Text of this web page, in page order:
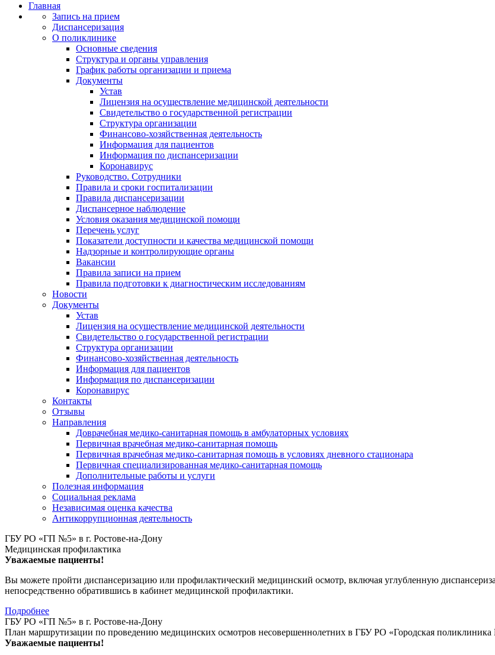
Главная
Запись на прием
Диспансеризация
О поликлинике
Основные сведения
Структура и органы управления
График работы организации и приема
Документы
Устав
Лицензия на осуществление медицинской деятельности
Свидетельство о государственной регистрации
Структура организации
Финансово-хозяйственная деятельность
Информация для пациентов
Информация по диспансеризации
Коронавирус
Руководство. Сотрудники
Правила и сроки госпитализации
Правила диспансеризации
Диспансерное наблюдение
Условия оказания медицинской помощи
Перечень услуг
Показатели доступности и качества медицинской помощи
Надзорные и контролирующие органы
Вакансии
Правила записи на прием
Правила подготовки к диагностическим исследованиям
Новости
Документы
Устав
Лицензия на осуществление медицинской деятельности
Свидетельство о государственной регистрации
Структура организации
Финансово-хозяйственная деятельность
Информация для пациентов
Информация по диспансеризации
Коронавирус
Контакты
Отзывы
Направления
Доврачебная медико-санитарная помощь в амбулаторных условиях
Первичная врачебная медико-санитарная помощь
Первичная врачебная медико-санитарная помощь в условиях дневного стационара
Первичная специализированная медико-санитарная помощь
Дополнительные работы и услуги
Полезная информация
Социальная реклама
Независимая оценка качества
Антикоррупционная деятельность
ГБУ РО «ГП №5» в г. Ростове-на-Дону
Медицинская профилактика
Уважаемые пациенты!
Вы можете пройти диспансеризацию или профилактический медицинский осмотр, включая углубленную
непосредственно обратившись в кабинет медицинской профилактики.
Подробнее
ГБУ РО «ГП №5» в г. Ростове-на-Дону
План маршрутизации по проведению медицинских осмотров несовершеннолетних в ГБУ РО «Городская
Уважаемые пациенты!